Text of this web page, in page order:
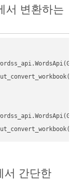
서 변환하는
서 간단한